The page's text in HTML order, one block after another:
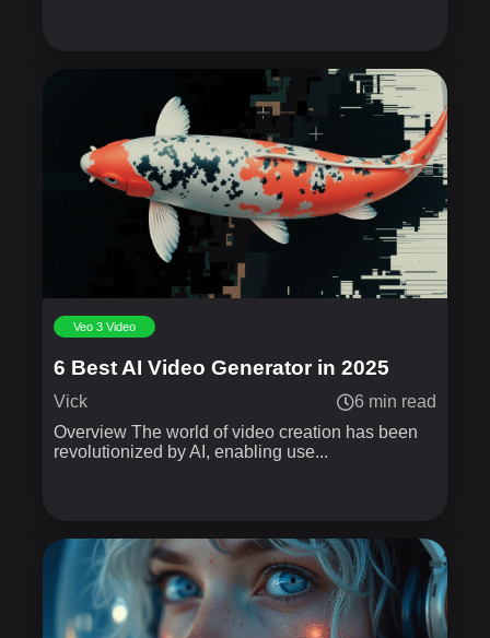
Veo 3 Video
6 Best AI Video Generator in 2025
Vick
6 min read
Overview The world of video creation has been
revolutionized by AI, enabling use...